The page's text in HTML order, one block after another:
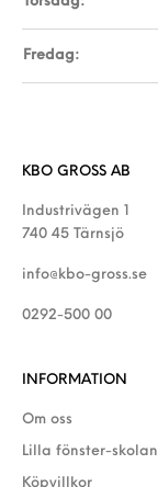
Fredag:
KBO GROSS AB
Industrivägen 1
740 45 Tärnsjö
info@kbo-gross.se
0292-500 00
INFORMATION
Om oss
Lilla fönster-skolan
Köpvillkor